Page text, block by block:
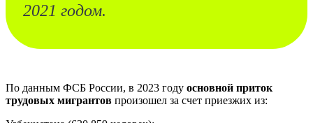
2021 годом.
По данным ФСБ России, в 2023 году основной приток
трудовых мигрантов произошел за счет приезжих из: